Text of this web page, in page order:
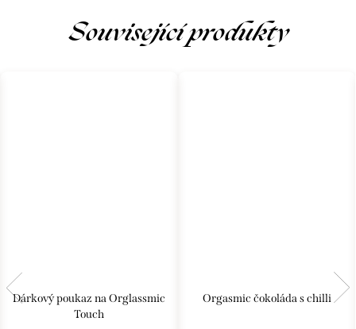
Související produkty
Dárkový poukaz na Orglassmic
Touch
Orgasmic čokoláda s chilli